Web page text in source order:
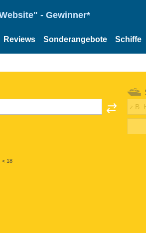
- Gewinner*
Reviews Sonderangebote Schiffe
< 18